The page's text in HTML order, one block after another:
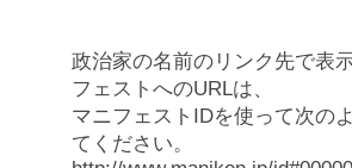
政治家の名前のリンク先で表
フェストへのURLは、
マニフェストIDを使って次の
てください。